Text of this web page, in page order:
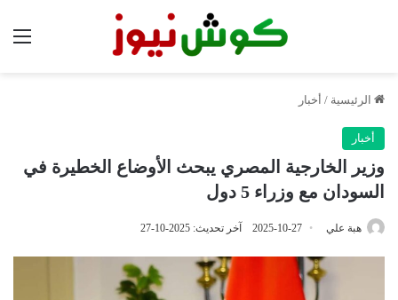
الرئيسية / أخبار
أخبار
وزير الخارجية المصري يبحث الأوضاع الخطيرة في
السودان مع وزراء 5 دول
هبة علي 2025-10-27 آخر تحديث: 2025-10-27